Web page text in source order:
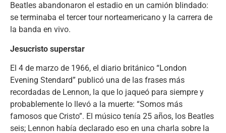
Beatles abandonaron el estadio en un camión blindado:
se terminaba el tercer tour norteamericano y la carrera de
la banda en vivo.
Jesucristo superstar
El 4 de marzo de 1966, el diario británico “London
Evening Stendard” publicó una de las frases más
recordadas de Lennon, la que lo jaqueó para siempre y
probablemente lo llevó a la muerte: “Somos más
famosos que Cristo”. El músico tenía 25 años, los Beatles
seis; Lennon había declarado eso en una charla sobre la